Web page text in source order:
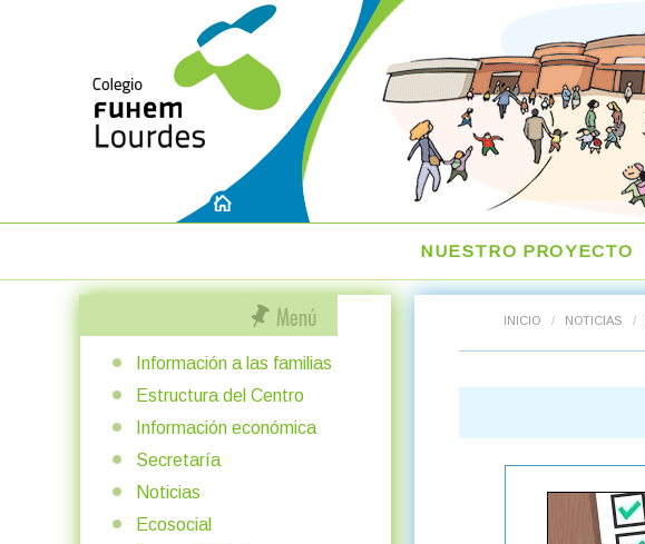
NUESTRO PROYECTO
INICIO / NOTICIAS /
Información a las familias
Estructura del Centro
Información económica
Secretaría
Noticias
Ecosocial